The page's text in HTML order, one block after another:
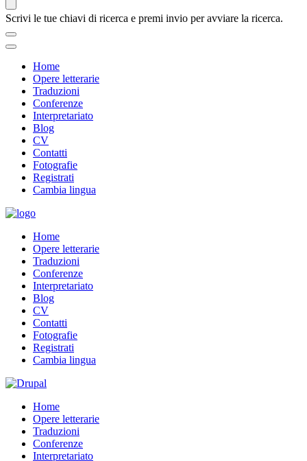
Scrivi le tue chiavi di ricerca e premi invio per avviare la ricerca.
Home
Opere letterarie
Traduzioni
Conferenze
Interpretariato
Blog
CV
Contatti
Fotografie
Registrati
Cambia lingua
Home
Opere letterarie
Traduzioni
Conferenze
Interpretariato
Blog
CV
Contatti
Fotografie
Registrati
Cambia lingua
Home
Opere letterarie
Traduzioni
Conferenze
Interpretariato